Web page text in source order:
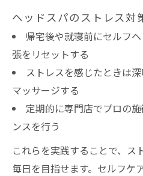
ヘッドスパのストレス対
帰宅後や就寝前にセルフ
張をリセットする
ストレスを感じたときは
マッサージする
定期的に専門店でプロの
ンスを行う
これらを実践することで、ス
毎日を目指せます。セルフケ